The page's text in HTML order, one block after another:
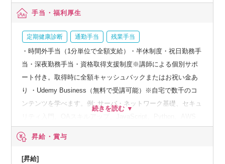
手当・福利厚生
定期健康診断 通勤手当 残業手当
・時間外手当（1分単位で全額支給）・半休制度・祝日勤務手
当・深夜勤務手当・資格取得支援制度※講師による個別サポ
ート付き。取得時に全額キャッシュバックまたはお祝い金あ
り ・Udemy Business（無料で受講可能）※自宅で数千のコ
ンテンツを学べます。例: サーバ・ネットワーク基礎、セキュ
築、RPA、VBA、セキュリティ、システム開発、仮想化・ク
ラウド（Azure）など ・クラブオフ加入※宿泊施設や遊園
昇給・賞与
[昇給]